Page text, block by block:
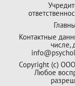
Контактные
числе,
Copyright (с)
Любое